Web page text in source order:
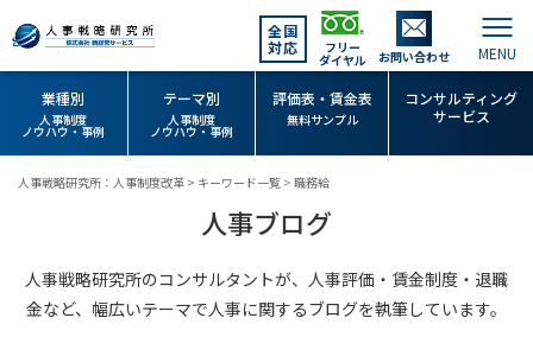
全国
対応
フリー
ダイヤル お問い合わせ
業種別
人事制度
ノウハウ・事例
テーマ別
人事制度
ノウハウ・事例
評価表・賃金表
無料サンプル
コンサルティング
サービス
人事戦略研究所：人事制度改革 > キーワード一覧 > 職務給
人事ブログ
人事戦略研究所のコンサルタントが、人事評価・賃金制度・退職
金など、幅広いテーマで人事に関するブログを執筆しています。